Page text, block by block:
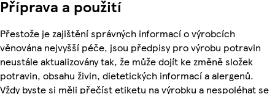
Příprava a použití
Přestože je zajištění správných informací o výrobcích
věnována nejvyšší péče, jsou předpisy pro výrobu potravin
neustále aktualizovány tak, že může dojít ke změně složek
potravin, obsahu živin, dietetických informací a alergenů.
Vždy byste si měli přečíst etiketu na výrobku a nespoléhat se